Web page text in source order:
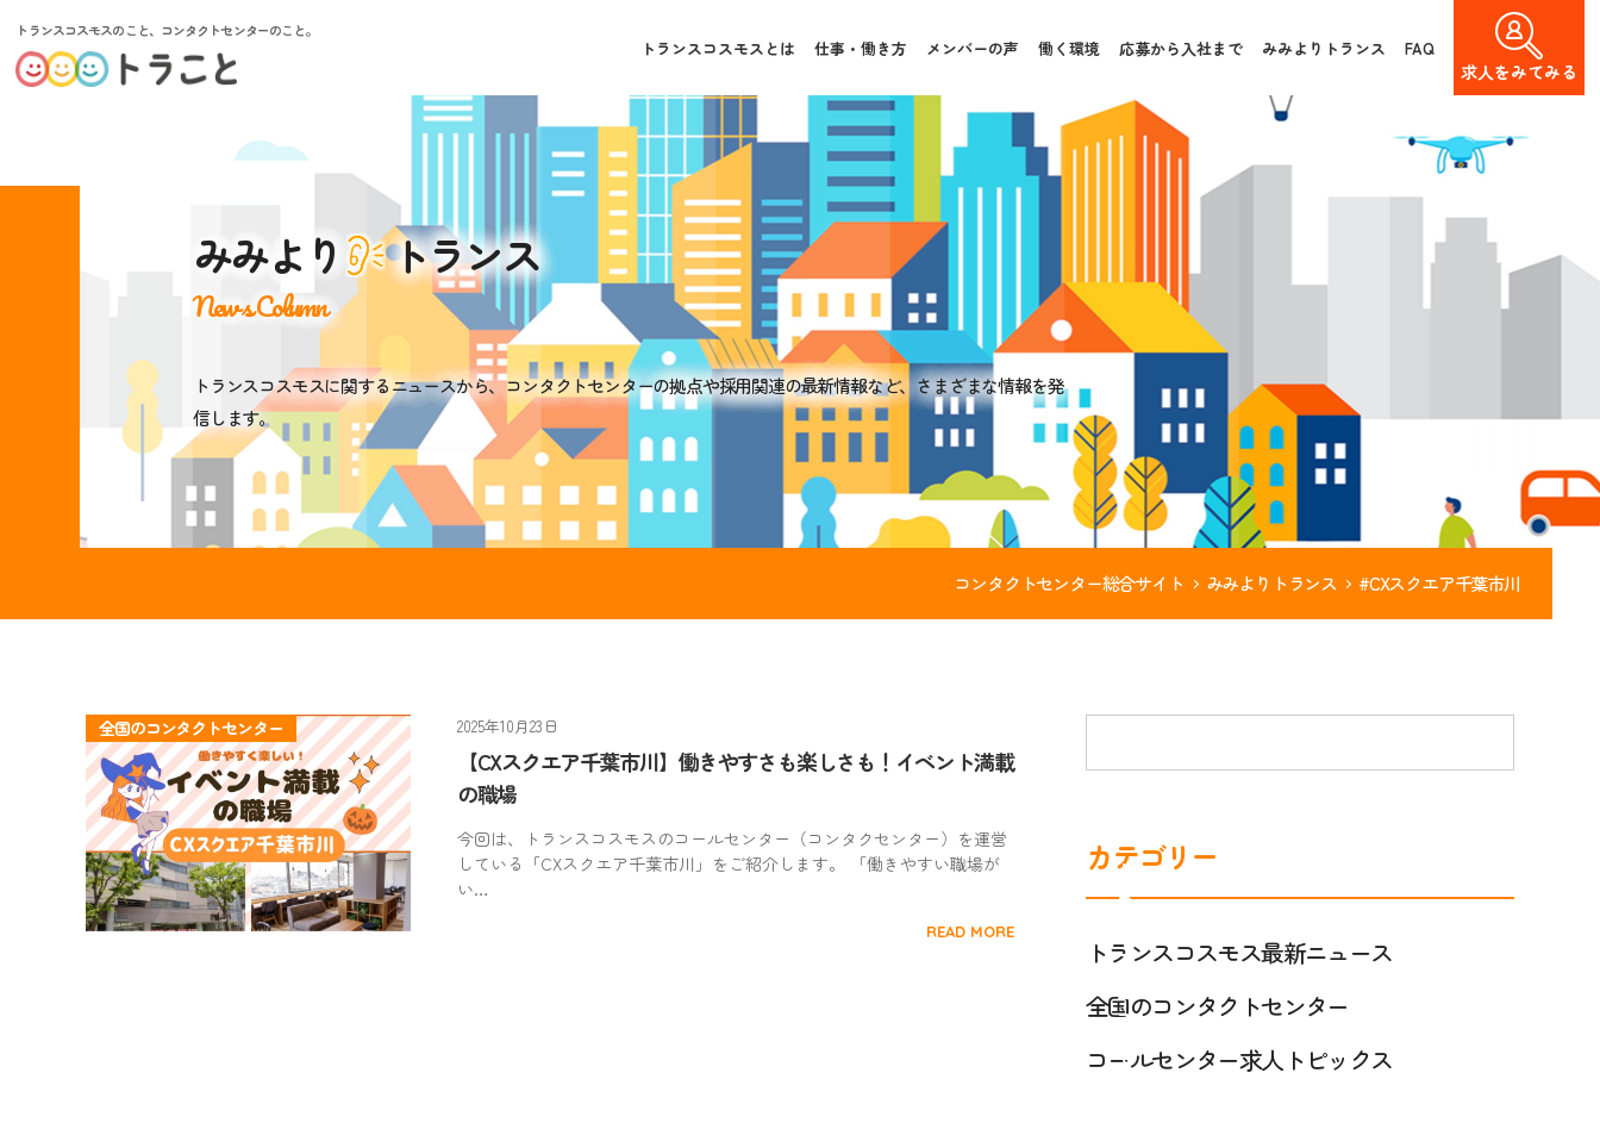
トランスコスモスのこと、コンタクトセンターのこと。
トランスコスモスとは 仕事・働き方 メンバーの声 働く環境 応募から入社まで みみよりトランス FAQ
求人をみてみる
みみより トランス
News Column
トランスコスモスに関するニュースから、コンタクトセンターの拠点や採用関連の最新情報など、さまざまな情報を発
信します。
コンタクトセンター総合サイト みみよりトランス #CXスクエア千葉市川
全国のコンタクトセンター 2025年10月23日
【CXスクエア千葉市川】働きやすさも楽しさも！イベント満載
の職場
今回は、トランスコスモスのコールセンター（コンタクセンター）を運営
している「CXスクエア千葉市川」をご紹介します。 「働きやすい職場が
い…
READ MORE
カテゴリー
トランスコスモス最新ニュース
全国のコンタクトセンター
コールセンター求人トピックス
ト
ラ
ス
ス
ス
コ
ー
ル
セ